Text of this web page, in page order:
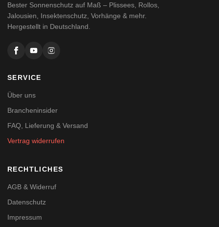
Bester Sonnenschutz auf Maß – Plissees, Rollos,
Jalousien, Insektenschutz, Vorhänge & mehr.
Hergestellt in Deutschland.
SERVICE
Über uns
Brancheninsider
FAQ, Lieferung & Versand
Vertrag widerrufen
RECHTLICHES
AGB & Widerruf
Datenschutz
Impressum